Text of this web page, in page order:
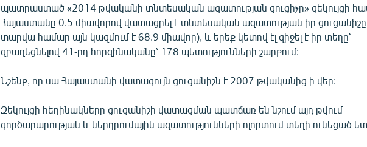
պատրաստած «2014 թվականի տնտեսական ազատության ցուցիչը» զեկույցի
Հայաստանը 0.5 միավորով վատացրել է տնտեսական ազատության իր ցուցանիշը
տարվա համար այն կազմում է 68.9 միավոր), և երեք կետով էլ զիջել է իր տեղը՝
զբաղեցնելով 41-րդ հորզինականը՝ 178 պետությունների շարքում:
Նշենք, որ սա Հայաստանի վատագույն ցուցանիշն է 2007 թվականից ի վեր:
Զեկույցի հեղինակները ցուցանիշի վատացման պատճառ են նշում այդ թվում
գործարարության և ներդրումային ազատությունների ոլորտում տեղի ունեցած